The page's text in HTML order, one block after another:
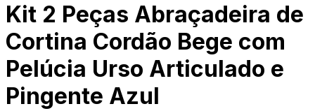
Kit 2 Peças Abraçadeira de
Cortina Cordão Bege com
Pelúcia Urso Articulado e
Pingente Azul